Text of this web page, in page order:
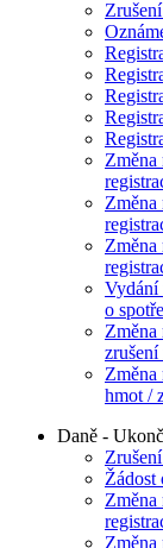
Změna
Změna
Změna
Vydání
o
Změna
Změna
hmot /
Daně -
Žádost
Změna
Změna